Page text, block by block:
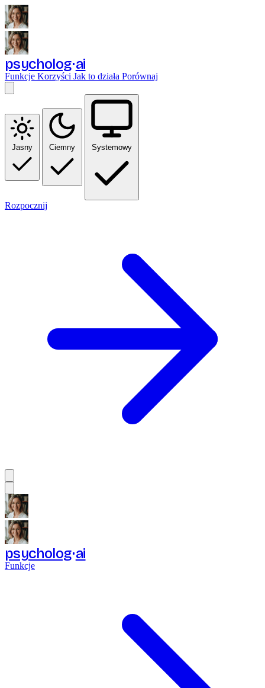
psycholog ai
Funkcje Korzyści Jak to działa Porównaj
Jasny Ciemny Systemowy
Rozpocznij
psycholog ai
Funkcje